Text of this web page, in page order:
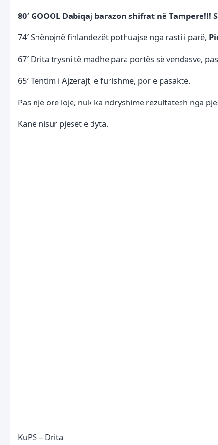
80′ GOOOL Dabiqaj barazon shifrat në
74′ Shënojnë finlandezët pothuajse nga rasti i parë,
67′ Drita trysni të madhe para portës së vendasve,
65′ Tentim i Ajzerajt, e furishme, por e pasaktë.
Pas një ore lojë, nuk ka ndryshime rezultatesh nga
Kanë nisur pjesët e dyta.
KuPS – Drita